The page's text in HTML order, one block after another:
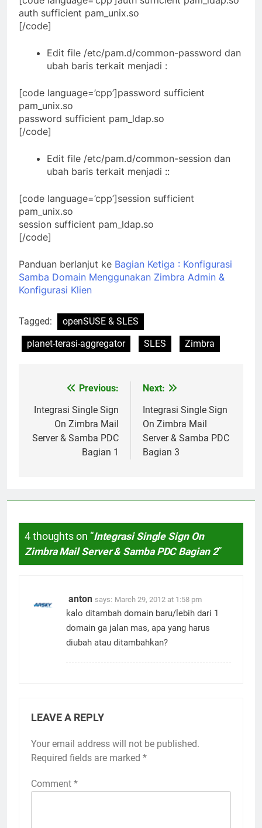
auth sufficient pam_unix.so
[/code]
Edit file /etc/pam.d/common-password dan
ubah baris terkait menjadi :
[code language=’cpp’]password sufficient
pam_unix.so
password sufficient pam_ldap.so
[/code]
Edit file /etc/pam.d/common-session dan
ubah baris terkait menjadi ::
[code language=’cpp’]session sufficient
pam_unix.so
session sufficient pam_ldap.so
[/code]
Panduan berlanjut ke Bagian Ketiga : Konfigurasi
Samba Domain Menggunakan Zimbra Admin &
Konfigurasi Klien
Tagged:
openSUSE & SLES
planet-terasi-aggregator
SLES Zimbra
navigation
Previous:
Integrasi Single Sign
On Zimbra Mail
Server & Samba PDC
Bagian 1
Next:
Integrasi Single Sign
On Zimbra Mail
Server & Samba PDC
Bagian 3
4 thoughts on “Integrasi Single Sign On
Zimbra Mail Server & Samba PDC Bagian 2”
anton says: March 29, 2012 at 1:58 pm
kalo ditambah domain baru/lebih dari 1
domain ga jalan mas, apa yang harus
diubah atau ditambahkan?
LEAVE A REPLY
Your email address will not be published.
Required fields are marked *
Comment *